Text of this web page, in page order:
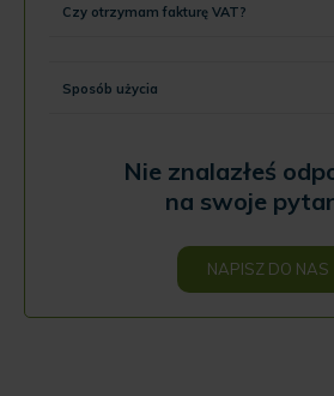
Czy otrzymam fakturę VAT?
Sposób użycia
Nie znalazłeś
na swoje
NAPISZ DO NAS